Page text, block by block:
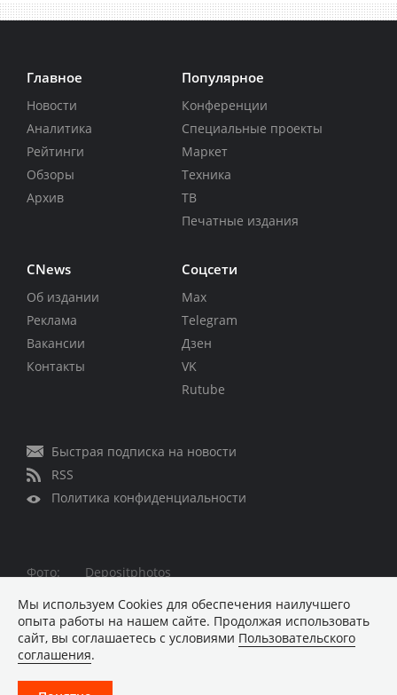
Главное
Новости
Аналитика
Рейтинги
Обзоры
Архив
Популярное
Конференции
Специальные проекты
Маркет
Техника
ТВ
Печатные издания
CNews
Об издании
Реклама
Вакансии
Контакты
Соцсети
Max
Telegram
Дзен
VK
Rutube
Быстрая подписка на новости
RSS
Политика конфиденциальности
Фото:
Depositphotos
Все права защищены © 1995 – 2026
Материалы, помеченные знаком ■ опубликованы на
коммерческой основе
Хостинг-провайдер REG.RU
Мы используем Сookies для обеспечения наилучшего
опыта работы на нашем сайте. Продолжая использовать
сайт, вы соглашаетесь с условиями Пользовательского
соглашения.